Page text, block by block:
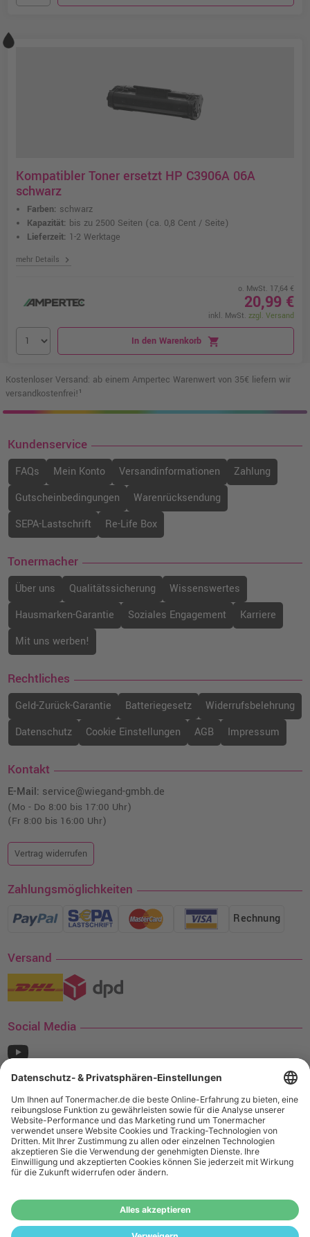
Kompatibler Toner ersetzt HP C3906A 06A
schwarz
Farben: schwarz
Kapazität: bis zu 2500 Seiten (ca. 0,8 Cent / Seite)
Lieferzeit: 1-2 Werktage
mehr Details chevron_right
o. MwSt. 17,64 €
20,99 €
inkl. MwSt. zzgl. Versand
In den Warenkorb shopping_cart
Kostenloser Versand: ab einem Ampertec Warenwert von 35€ liefern wir
versandkostenfrei!¹
Kundenservice
FAQs Mein Konto Versandinformationen
Zahlung
Gutscheinbedingungen
Warenrücksendung
SEPA-Lastschrift
Re-Life Box
Tonermacher
Über uns Qualitätssicherung
Wissenswertes
Hausmarken-Garantie
Soziales Engagement
Karriere
Mit uns werben!
Rechtliches
Geld-Zurück-Garantie Batteriegesetz
Widerrufsbelehrung
Datenschutz
Cookie Einstellungen AGB Impressum
Kontakt
E-Mail: service@wiegand-gmbh.de
(Mo - Do 8:00 bis 17:00 Uhr)
(Fr 8:00 bis 16:00 Uhr)
Vertrag widerrufen
Zahlungsmöglichkeiten
Rechnung
Versand
Social Media
¹ Nur gültig für den Versand innerhalb Deutschlands. Befindet sich ein Warenwert
von mindestens 35€ (inkl. Mwst.) an Ampertec Artikeln in Ihrem Warenkorb, ist der
Versand für Sie kostenfrei.